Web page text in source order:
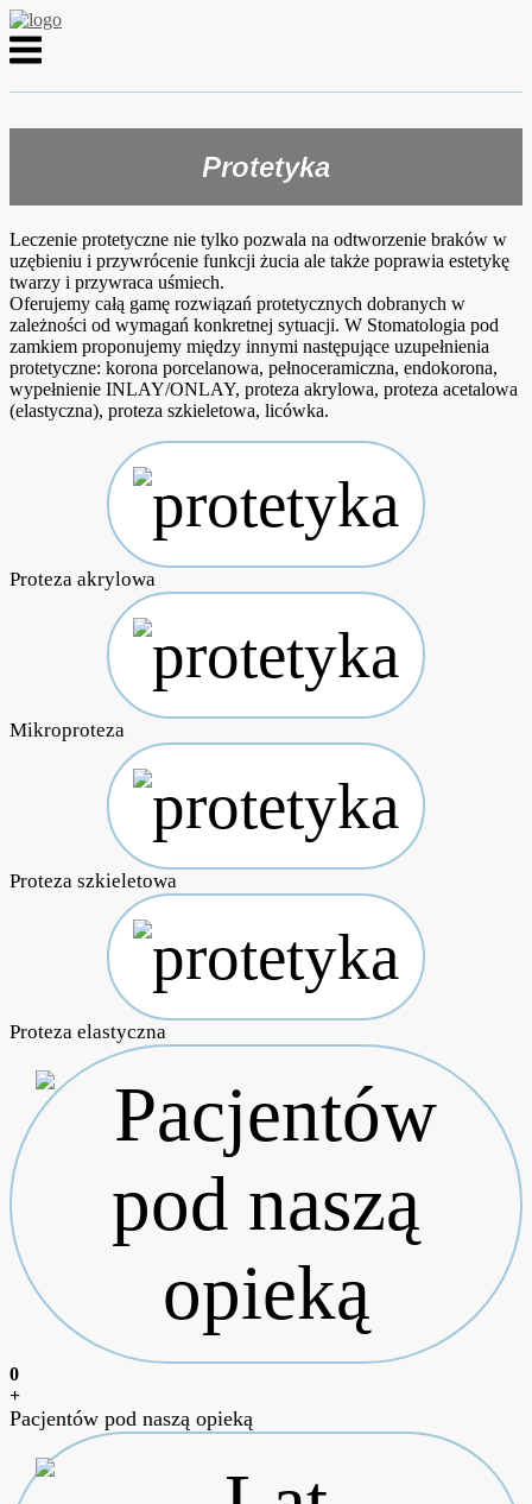
Skip
to
content
Menu
Protetyka
Leczenie protetyczne nie tylko pozwala na odtworzenie braków w
uzębieniu i przywrócenie funkcji żucia ale także poprawia estetykę
twarzy i przywraca uśmiech.
Oferujemy całą gamę rozwiązań protetycznych dobranych w
zależności od wymagań konkretnej sytuacji. W Stomatologia pod
zamkiem proponujemy między innymi następujące uzupełnienia
protetyczne: korona porcelanowa, pełnoceramiczna, endokorona,
wypełnienie INLAY/ONLAY, proteza akrylowa, proteza acetalowa
(elastyczna), proteza szkieletowa, licówka.
Proteza akrylowa
Mikroproteza
Proteza szkieletowa
Proteza elastyczna
0
+
Pacjentów pod naszą opieką